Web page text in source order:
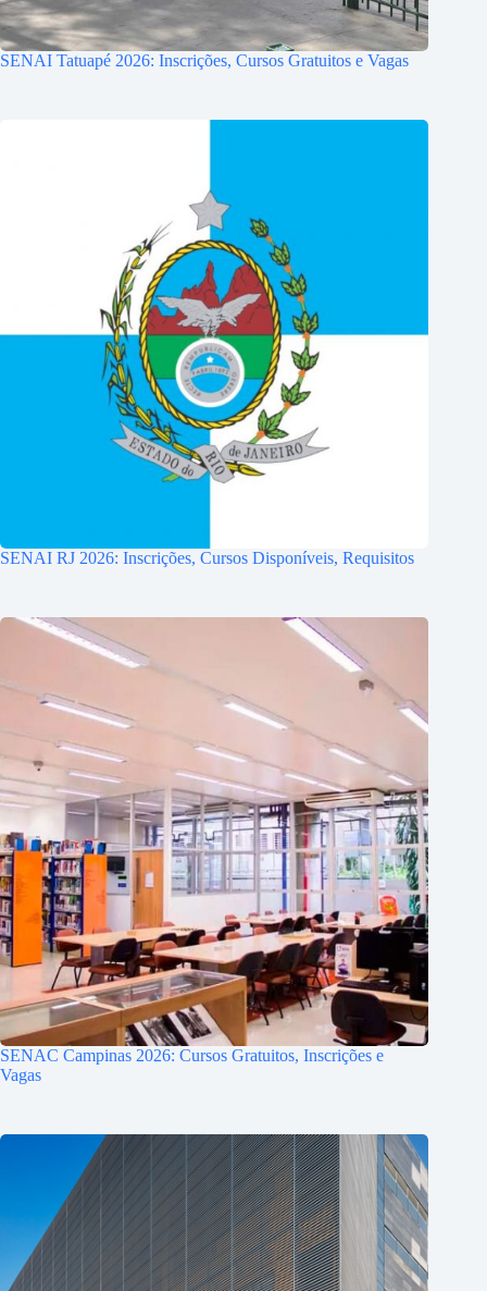
SENAI Tatuapé 2026: Inscrições, Cursos Gratuitos e Vagas
SENAI RJ 2026: Inscrições, Cursos Disponíveis, Requisitos
SENAC Campinas 2026: Cursos Gratuitos, Inscrições e
Vagas